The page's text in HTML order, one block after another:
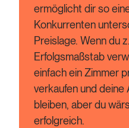
ermöglicht dir so
Konkurrenten
Preislage. Wenn du
Erfolgsmaßstab
einfach ein Zimmer
verkaufen und
bleiben, aber du
erfolgreich.